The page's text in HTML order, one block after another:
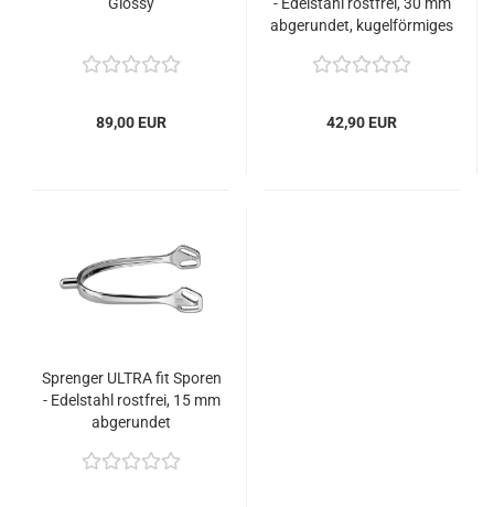
89,00 EUR
abgerundet, kugelförmiges
42,90 EUR
Sprenger ULTRA fit Sporen
- Edelstahl rostfrei, 15 mm
abgerundet